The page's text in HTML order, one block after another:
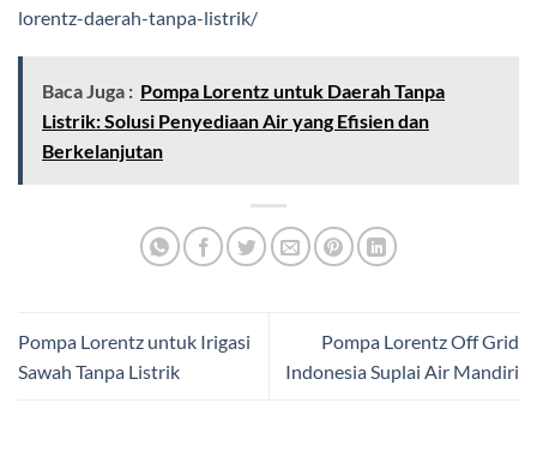
lorentz-daerah-tanpa-listrik/
Baca Juga : Pompa Lorentz untuk Daerah Tanpa
Listrik: Solusi Penyediaan Air yang Efisien dan
Berkelanjutan
Pompa Lorentz untuk Irigasi
Sawah Tanpa Listrik
Pompa Lorentz Off Grid
Indonesia Suplai Air Mandiri